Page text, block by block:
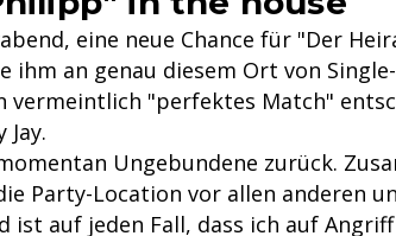
eine neue Chance für "Der
ihm an genau diesem Ort von
vermeintlich "perfektes Match"
Jay.
Ungebundene zurück.
Party-Location vor allen anderen
ist auf jeden Fall, dass ich auf Angriff